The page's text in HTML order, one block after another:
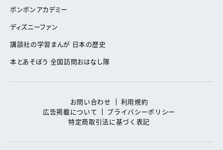
ボンボンアカデミー
ディズニーファン
講談社の学習まんが 日本の歴史
本とあそぼう 全国訪問おはなし隊
お問い合わせ
利用規約
広告掲載について
プライバシーポリシー
特定商取引法に基づく表記